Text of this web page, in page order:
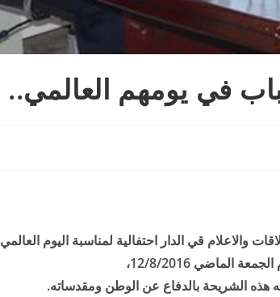
في يومهم العالمي..
والاعلام قي الدار احتفالية لمناسبة اليوم العالمي
هذه الشريحة بالدفاع عن الوطن ومقدساته.